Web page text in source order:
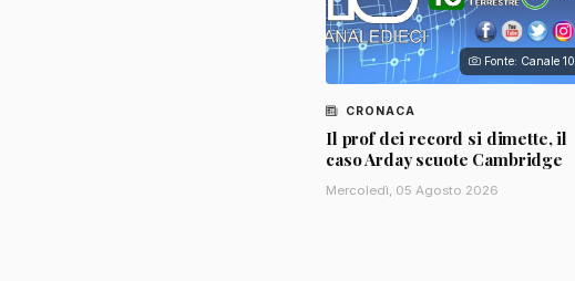
Fonte: Canale 10
CRONACA
Il prof dei record si dimette, il
caso Arday scuote Cambridge
Mercoledì, 05 Agosto 2026